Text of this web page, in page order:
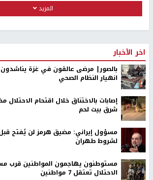
المزيد
اخر الأخبار
بالصور| مرضى عالقون في غزة يناشدون
انهيار النظام الصحي
إصابات بالاختناق خلال اقتحام
شرق بيت لحم
مسؤول إيراني: مضيق هرمز لن يُفتح
لشروط طهران
مستوطنون يهاجمون المواطنين قرب
الاحتلال تعتقل 7 مواطنين